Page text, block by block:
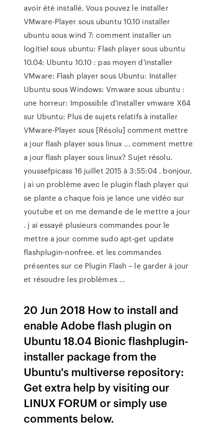
avoir été installé. Vous pouvez le installer
VMware-Player sous ubuntu 10.10 installer
ubuntu sous wind 7: comment installer un
logitiel sous ubuntu: Flash player sous ubuntu
10.04: Ubuntu 10.10 : pas moyen d'installer
VMware: Flash player sous Ubuntu: Installer
Ubuntu sous Windows: Vmware sous ubuntu :
une horreur: Impossible d'installer vmware X64
sur Ubuntu: Plus de sujets relatifs à installer
VMware-Player sous [Résolu] comment mettre
a jour flash player sous linux ... comment mettre
a jour flash player sous linux? Sujet résolu.
youssefpicass 16 juillet 2015 à 3:55:04 . bonjour.
j ai un problème avec le plugin flash player qui
se plante a chaque fois je lance une vidéo sur
youtube et on me demande de le mettre a jour
. j ai essayé plusieurs commandes pour le
mettre a jour comme sudo apt-get update
flashplugin-nonfree. et les commandes
présentes sur ce Plugin Flash – le garder à jour
et résoudre les problèmes ...
20 Jun 2018 How to install and
enable Adobe flash plugin on
Ubuntu 18.04 Bionic flashplugin-
installer package from the
Ubuntu's multiverse repository:
Get extra help by visiting our
LINUX FORUM or simply use
comments below.